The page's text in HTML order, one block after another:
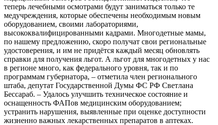
теперь лечебными осмотрами будут заниматься только те
медучреждения, которые обеспечены необходимым новым
оборудованием, своими лабораториями,
высококвалифицированными кадрами. Многодетные мамы,
по нашему предложению, скоро получат свои региональные
удостоверения, и им не придётся каждый месяц обновлять
справки для получения льгот. А льгот для многодетных у нас
в регионе много, как федерального уровня, так и по
программам губернатора, – отметила член регионального
штаба, депутат Государственной Думы ФС РФ Светлана
Бессараб. – Удалось улучшить техническое состояние и
оснащенность ФАПов медицинским оборудованием;
устранить нарушения, выявленные при оценке доступности
жизненно важных лекарственных препаратов в аптеках.